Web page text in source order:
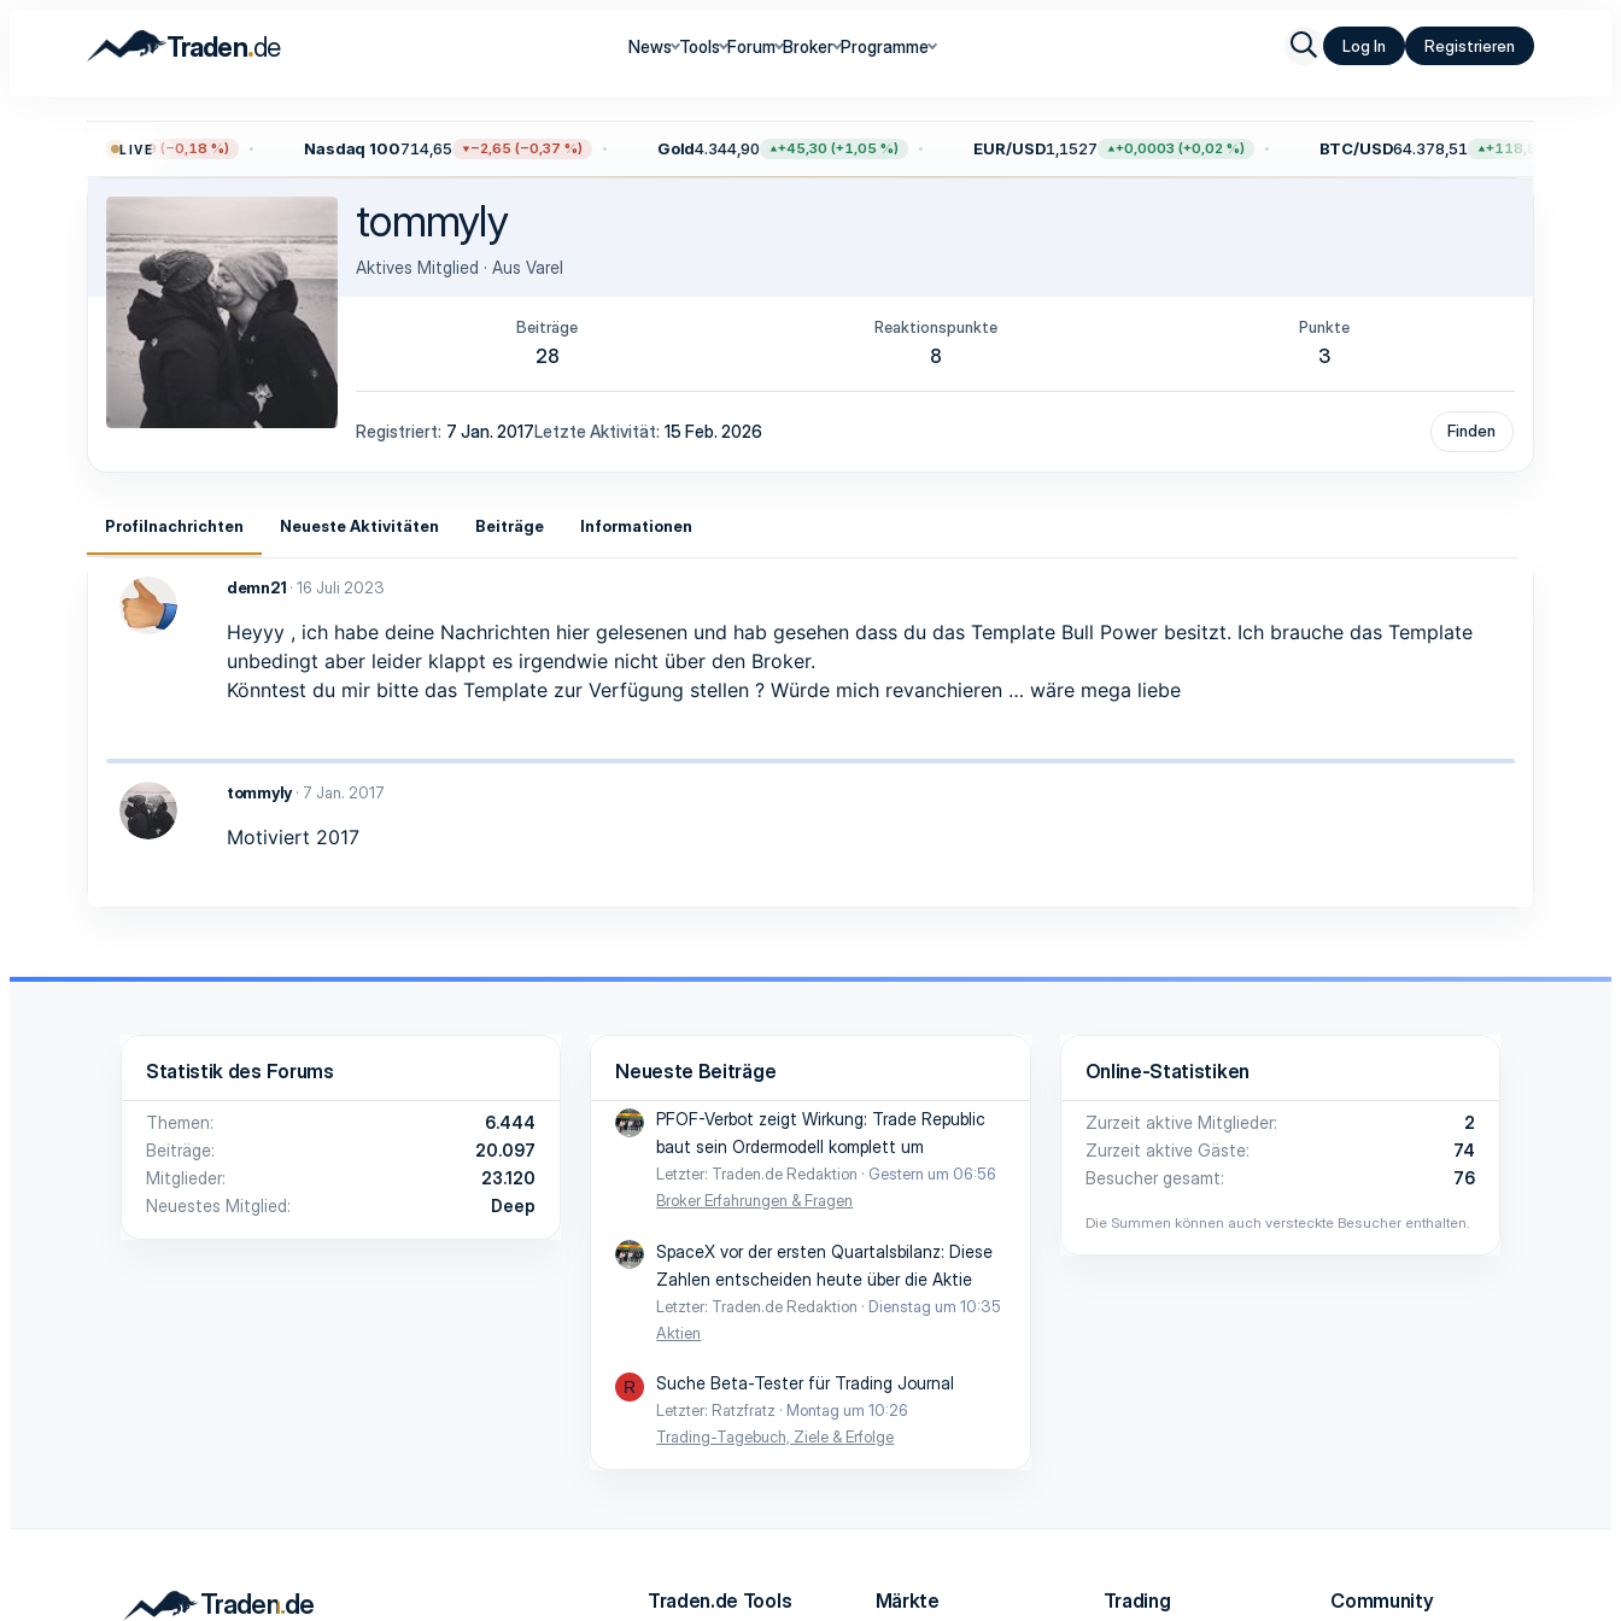
Traden.de News Tools Forum Broker Programme Log In Registrieren
LIVE
−13,59 (−0,18 %) Nasdaq 100714,65 −2,65 (−0,37 %) Gold4.344,90 +45,30 (+1,05 %) EUR/USD1,1527 +0,0003 (+0,02 %) BTC/USD64.378,51 +118,83 (+0,18 %)
tommyly
Aktives Mitglied · Aus Varel
Beiträge
28
Reaktionspunkte
8
Punkte
3
Registriert 7 Jan. 2017Letzte Aktivität 15 Feb. 2026 Finden
Profilnachrichten Neueste Aktivitäten Beiträge Informationen
demn21 16 Juli 2023
Heyyy , ich habe deine Nachrichten hier gelesenen und hab gesehen dass du das Template Bull Power besitzt. Ich brauche das Template
unbedingt aber leider klappt es irgendwie nicht über den Broker.
Könntest du mir bitte das Template zur Verfügung stellen ? Würde mich revanchieren … wäre mega liebe
tommyly 7 Jan. 2017
Motiviert 2017
Statistik des Forums
Themen
6.444
Beiträge
20.097
Mitglieder
23.120
Neuestes Mitglied
Deep
Neueste Beiträge
PFOF-Verbot zeigt Wirkung: Trade Republic
baut sein Ordermodell komplett um
Letzter: Traden.de Redaktion
Gestern um 06:56
Broker Erfahrungen & Fragen
SpaceX vor der ersten Quartalsbilanz: Diese
Zahlen entscheiden heute über die Aktie
Letzter: Traden.de Redaktion
Dienstag um 10:35
Aktien
R Suche Beta-Tester für Trading Journal
Letzter: Ratzfratz
Montag um 10:26
Trading-Tagebuch, Ziele & Erfolge
Online-Statistiken
Zurzeit aktive Mitglieder
2
Zurzeit aktive Gäste
74
Besucher gesamt
76
Die Summen können auch versteckte Besucher enthalten.
Traden.de Tools Märkte Trading Community